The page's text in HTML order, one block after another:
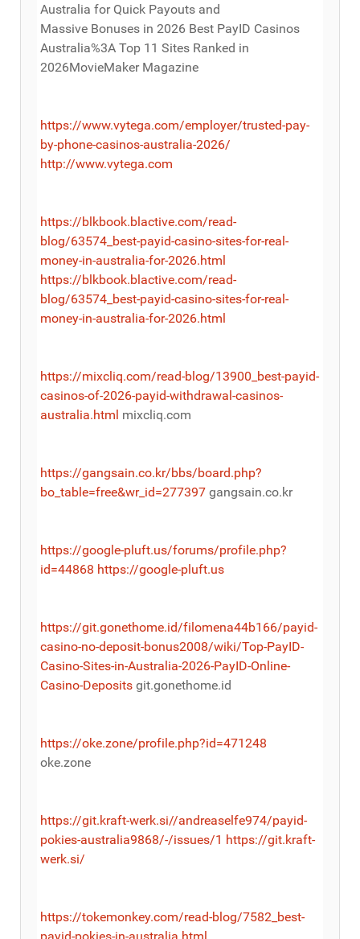
Australia for Quick Payouts and
Massive Bonuses in 2026 Best PayID Casinos
Australia%3A Top 11 Sites Ranked in
2026MovieMaker Magazine
https://www.vytega.com/employer/trusted-pay-
by-phone-casinos-australia-2026/
http://www.vytega.com
https://blkbook.blactive.com/read-
blog/63574_best-payid-casino-sites-for-real-
money-in-australia-for-2026.html
https://blkbook.blactive.com/read-
blog/63574_best-payid-casino-sites-for-real-
money-in-australia-for-2026.html
https://mixcliq.com/read-blog/13900_best-payid-
casinos-of-2026-payid-withdrawal-casinos-
australia.html mixcliq.com
https://gangsain.co.kr/bbs/board.php?
bo_table=free&wr_id=277397 gangsain.co.kr
https://google-pluft.us/forums/profile.php?
id=44868 https://google-pluft.us
https://git.gonethome.id/filomena44b166/payid-
casino-no-deposit-bonus2008/wiki/Top-PayID-
Casino-Sites-in-Australia-2026-PayID-Online-
Casino-Deposits git.gonethome.id
https://oke.zone/profile.php?id=471248
oke.zone
https://git.kraft-werk.si//andreaselfe974/payid-
pokies-australia9868/-/issues/1 https://git.kraft-
werk.si/
https://tokemonkey.com/read-blog/7582_best-